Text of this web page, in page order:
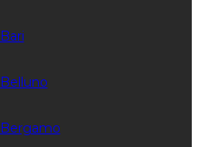
Bari
Belluno
Bergamo